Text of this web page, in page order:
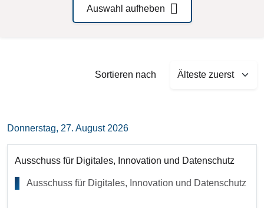
Auswahl aufheben
Sortieren nach
Sort by
Donnerstag, 27. August 2026
Ausschuss für Digitales, Innovation und Datenschutz
Ausschuss für Digitales, Innovation und Datenschutz